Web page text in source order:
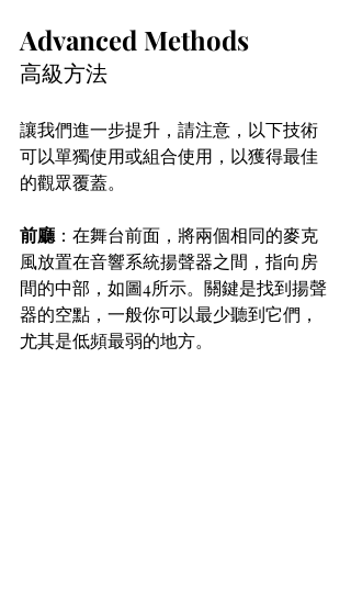
Advanced Methods
高級方法
讓我們進一步提升，請注意，以下技術
可以單獨使用或組合使用，以獲得最佳
的觀眾覆蓋。
前廳 ：在舞台前面，將兩個相同的麥克
風放置在音響系統揚聲器之間，指向房
間的中部，如圖4所示。關鍵是找到揚聲
器的空點，一般你可以最少聽到它們，
尤其是低頻最弱的地方。